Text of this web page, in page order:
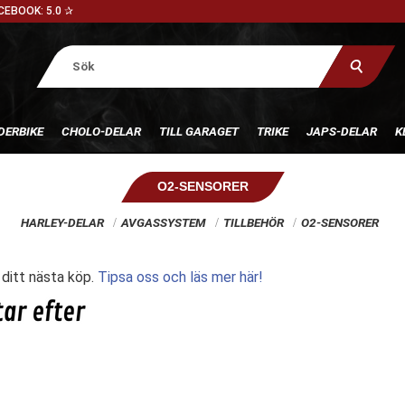
5.0 ✰
CHOLO-DELAR TILL GARAGET TRIKE JAPS-DELAR
O2-SENSORER
HARLEY-DELAR AVGASSYSTEM TILLBEHÖR O2-SENSORER
nästa köp. Tipsa oss och läs mer här!